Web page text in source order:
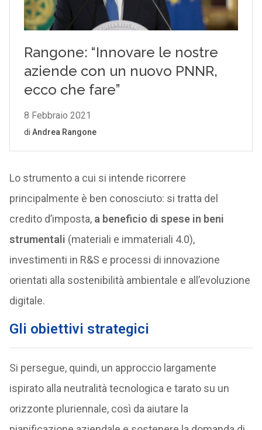
Lo strumento a cui si intende ricorrere
principalmente è ben conosciuto: si tratta del
credito d’imposta, a beneficio di spese in beni
strumentali (materiali e immateriali 4.0),
investimenti in R&S e processi di innovazione
orientati alla sostenibilità ambientale e all’evoluzione
digitale.
Gli obiettivi strategici
Si persegue, quindi, un approccio largamente
ispirato alla neutralità tecnologica e tarato su un
orizzonte pluriennale, così da aiutare la